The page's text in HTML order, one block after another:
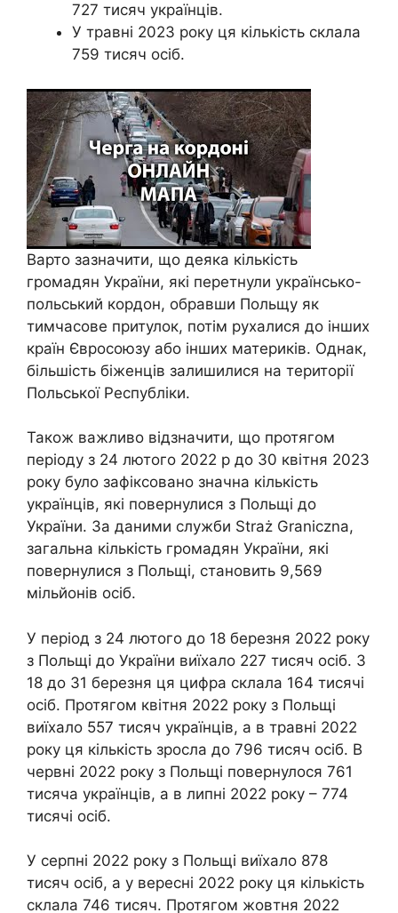
727 тисяч українців.
У травні 2023 року ця кількість склала
759 тисяч осіб.
Варто зазначити, що деяка кількість
громадян України, які перетнули українсько-
польський кордон, обравши Польщу як
тимчасове притулок, потім рухалися до інших
країн Євросоюзу або інших материків. Однак,
більшість біженців залишилися на території
Польської Республіки.
Також важливо відзначити, що протягом
періоду з 24 лютого 2022 р до 30 квітня 2023
року було зафіксовано значна кількість
українців, які повернулися з Польщі до
України. За даними служби Straż Graniczna,
загальна кількість громадян України, які
повернулися з Польщі, становить 9,569
мільйонів осіб.
У період з 24 лютого до 18 березня 2022 року
з Польщі до України виїхало 227 тисяч осіб. З
18 до 31 березня ця цифра склала 164 тисячі
осіб. Протягом квітня 2022 року з Польщі
виїхало 557 тисяч українців, а в травні 2022
року ця кількість зросла до 796 тисяч осіб. В
червні 2022 року з Польщі повернулося 761
тисяча українців, а в липні 2022 року – 774
тисячі осіб.
У серпні 2022 року з Польщі виїхало 878
тисяч осіб, а у вересні 2022 року ця кількість
склала 746 тисяч. Протягом жовтня 2022